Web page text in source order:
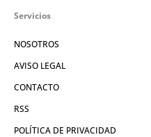
Servicios
NOSOTROS
AVISO LEGAL
CONTACTO
RSS
POLÍTICA DE PRIVACIDAD